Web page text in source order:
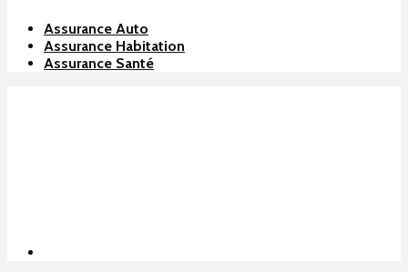
Assurance Auto
Assurance Habitation
Assurance Santé